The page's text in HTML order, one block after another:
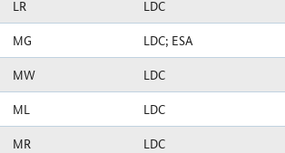
LR
LDC
MG
LDC; ESA
MW
LDC
ML
LDC
MR
LDC